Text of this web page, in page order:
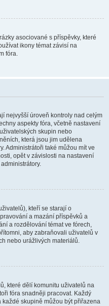
asociované s příspěvky, které
ikony témat závisí na
fóra.
nejvyšší úroveň kontroly nad celým
aspekty fóra, včetně nastavení
skupin nebo
která jsou jim udělena
Administrátoři také můžou mít ve
opět v závislosti na nastavení
kteří se starají o
a mazání příspěvků a
a rozdělování témat ve fórech,
aby zabraňovali uživatelů v
nebo urážlivých materiálů.
které dělí komunitu uživatelů na
fóra snadněji pracovat. Každý
skupině můžou být přiřazena